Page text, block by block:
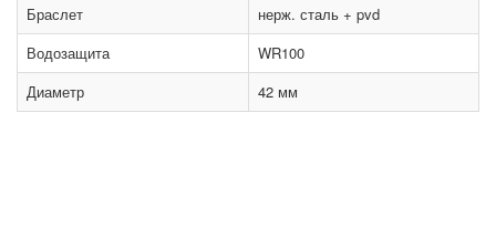
Браслет
нерж. сталь + pvd
Водозащита
WR100
Диаметр
42 мм